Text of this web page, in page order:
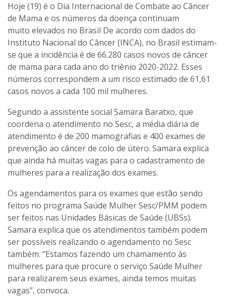
Hoje (19) é o Dia Internacional de Combate ao Câncer
de Mama e os números da doença continuam
muito elevados no Brasil De acordo com dados do
Instituto Nacional do Câncer (INCA), no Brasil estimam-
se que a incidência é de 66.280 casos novos de câncer
de mama para cada ano do triênio 2020-2022. Esses
números correspondem a um risco estimado de 61,61
casos novos a cada 100 mil mulheres.
Segundo a assistente social Samara Baratxo, que
coordena o atendimento no Sesc, a média diária de
atendimento é de 200 mamografias e 400 exames de
prevenção ao câncer de colo de útero. Samara explica
que ainda há muitas vagas para o cadastramento de
mulheres para a realização dos exames.
Os agendamentos para os exames que estão sendo
feitos no programa Saúde Mulher Sesc/PMM podem
ser feitos nas Unidades Básicas de Saúde (UBSs).
Samara explica que os atendimentos também podem
ser possíveis realizando o agendamento no Sesc
também. “Estamos fazendo um chamamento às
mulheres para que procure o serviço Saúde Mulher
para realizarem seus exames, ainda temos muitas
vagas”, convoca.